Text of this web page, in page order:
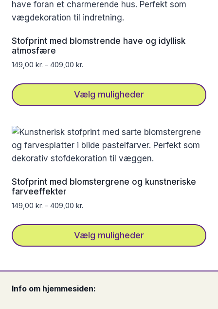
flere
varianter.
Mulighederne
kan
vælges
varesiden
Stofprint med blomstrende have og idyllisk
atmosfære
149,00 kr. – 409,00 kr.
Vælg muligheder
vare
har
flere
varianter.
Mulighederne
kan
vælges
varesiden
Stofprint med blomstergrene og kunstneriske
farveeffekter
149,00 kr. – 409,00 kr.
Vælg muligheder
flere
Info om hjemmesiden: